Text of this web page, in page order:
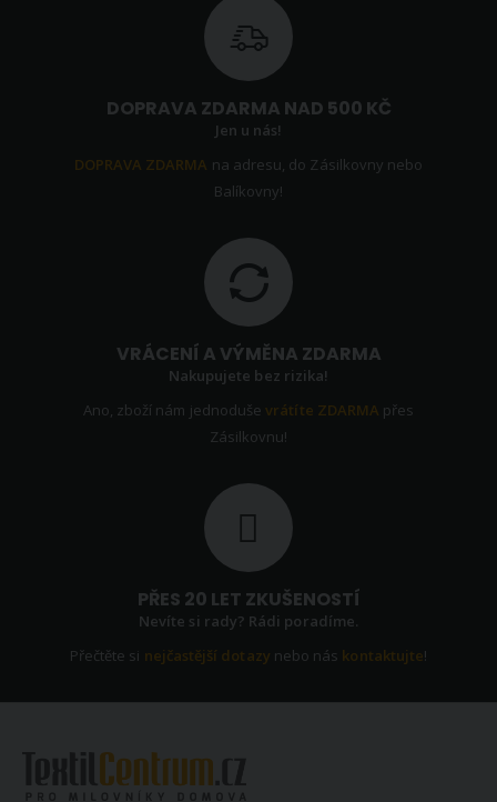
DOPRAVA ZDARMA NAD 500 KČ
Jen u nás!
DOPRAVA ZDARMA na adresu, do Zásilkovny nebo
Balíkovny!
VRÁCENÍ A VÝMĚNA ZDARMA
Nakupujete bez rizika!
Ano, zboží nám jednoduševrátíte ZDARMA přes
Zásilkovnu!
PŘES 20 LET ZKUŠENOSTÍ
Nevíte si rady? Rádi poradíme.
Přečtěte si nejčastější dotazy nebo nás kontaktujte!